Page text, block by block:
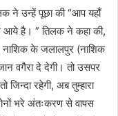
ने उन्हें पूछा की “आप यहाँ
आये है। ” तिलक ने कहा की,
नाशिक के जलालपुर (नाशिक
वगैरा दे देगी। तो उसपर
रहेगी, अब तुम्हारा
भरे अंतःकरण से वापस